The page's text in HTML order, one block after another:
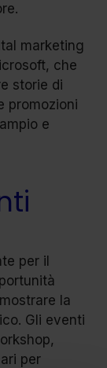
marketing
che
storie di
promozioni
e
per il
la
Gli eventi
per